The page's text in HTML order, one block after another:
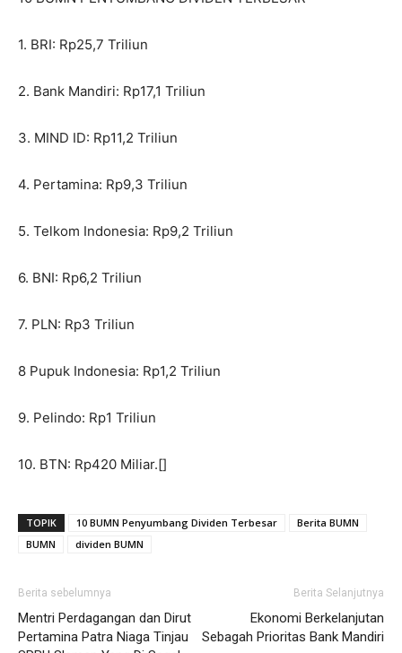
1. BRI: Rp25,7 Triliun
2. Bank Mandiri: Rp17,1 Triliun
3. MIND ID: Rp11,2 Triliun
4. Pertamina: Rp9,3 Triliun
5. Telkom Indonesia: Rp9,2 Triliun
6. BNI: Rp6,2 Triliun
7. PLN: Rp3 Triliun
8 Pupuk Indonesia: Rp1,2 Triliun
9. Pelindo: Rp1 Triliun
10. BTN: Rp420 Miliar.[]
TOPIK 10 BUMN Penyumbang Dividen Terbesar
Berita BUMN
BUMN
dividen BUMN
Berita sebelumnya
Mentri Perdagangan dan Dirut
Pertamina Patra Niaga Tinjau
Berita Selanjutnya
Ekonomi Berkelanjutan
Sebagah Prioritas Bank Mandiri